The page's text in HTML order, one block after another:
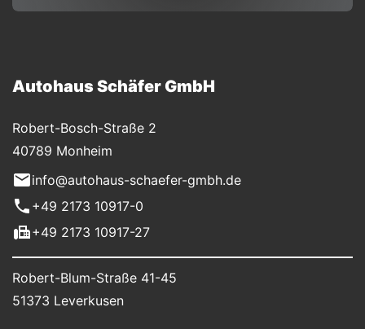
Autohaus Schäfer GmbH
Robert-Bosch-Straße 2
40789 Monheim
info@autohaus-schaefer-gmbh.de
+49 2173 10917-0
+49 2173 10917-27
Robert-Blum-Straße 41-45
51373 Leverkusen